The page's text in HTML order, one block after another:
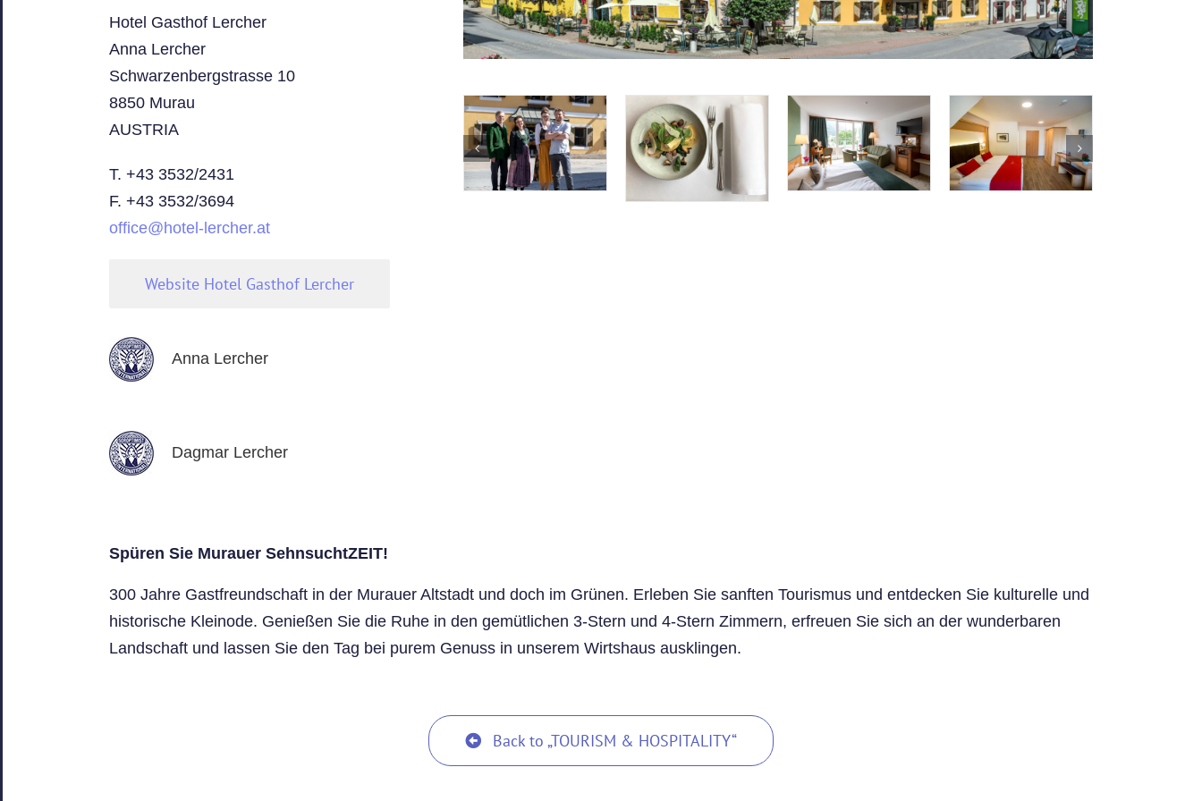
Hotel Gasthof Lercher
Anna Lercher
Schwarzenbergstrasse 10
8850 Murau
AUSTRIA
T. +43 3532/2431
F. +43 3532/3694
office@hotel-lercher.at
Website Hotel Gasthof Lercher
Anna Lercher
Dagmar Lercher
Spüren Sie Murauer SehnsuchtZEIT!
300 Jahre Gastfreundschaft in der Murauer Altstadt und doch im Grünen. Erleben Sie sanften Tourismus und entdecken Sie kulturelle und
historische Kleinode. Genießen Sie die Ruhe in den gemütlichen 3-Stern und 4-Stern Zimmern, erfreuen Sie sich an der wunderbaren
Landschaft und lassen Sie den Tag bei purem Genuss in unserem Wirtshaus ausklingen.
Back to „TOURISM & HOSPITALITY“